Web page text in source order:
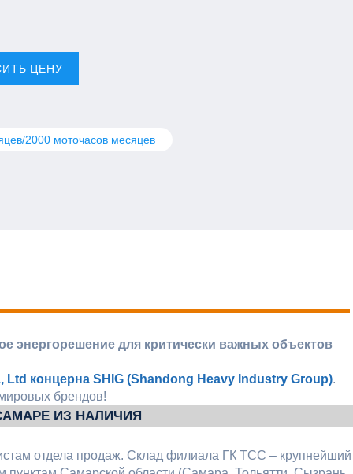
ЦЕНУ
2000 моточасов месяцев
энергорешение для критически важных объектов
Ltd концерна SHIG (Shandong Heavy Industry Group).
брендов!
ИЗ НАЛИЧИЯ
отдела продаж. Склад филиала ГК ТСС – крупнейший